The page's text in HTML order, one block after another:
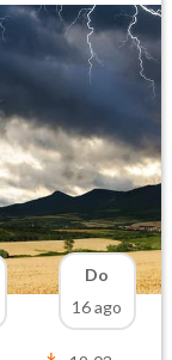
Do
16 ago